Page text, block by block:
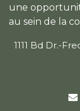
une
au sein de la
1111 Bd Dr.-